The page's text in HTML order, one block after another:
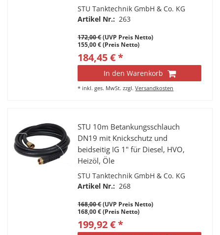
STU Tanktechnik GmbH & Co. KG
Artikel Nr.: 263
172,00 €(UVP Preis Netto)
155,00 € (Preis Netto)
184,45 € *
In den Warenkorb
* inkl. ges. MwSt. zzgl.Versandkosten
STU 10m Betankungsschlauch
DN19 mit Knickschutz und
beidseitig IG 1" für Diesel, HVO,
Heizöl, Öle
STU Tanktechnik GmbH & Co. KG
Artikel Nr.: 268
168,00 €(UVP Preis Netto)
168,00 € (Preis Netto)
199,92 € *